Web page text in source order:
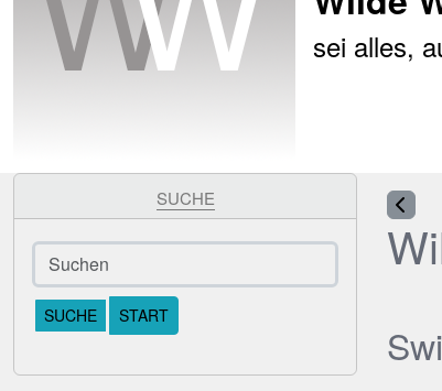
sei alles,
SUCHE
Find